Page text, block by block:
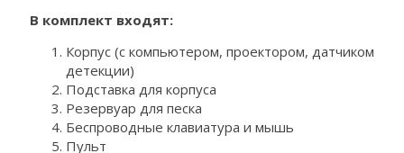
В комплект входят:
Корпус (с компьютером, проектором, датчиком
детекции)
Подставка для корпуса
Резервуар для песка
Беспроводные клавиатура и мышь
Пульт